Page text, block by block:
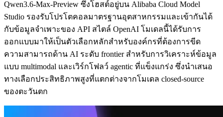
Qwen3.6-Max-Preview ซึ่งโฮสต์อยู่บน Alibaba Cloud Model
Studio รองรับโปรโตคอลมาตรฐานอุตสาหกรรมและเข้ากันได้
กับข้อมูลจำเพาะของ API สไตล์ OpenAI โมเดลนี้ได้รับการ
ออกแบบมาให้เป็นตัวเลือกหลักสำหรับองค์กรที่ต้องการขีด
ความสามารถด้าน AI ระดับ frontier สำหรับการวิเคราะห์ข้อมูล
แบบ multimodal และเวิร์กโฟลว์ agentic ที่แข็งแกร่ง ซึ่งนำเสนอ
ทางเลือกประสิทธิภาพสูงที่แตกต่างจากโมเดล closed-source
ของตะวันตก